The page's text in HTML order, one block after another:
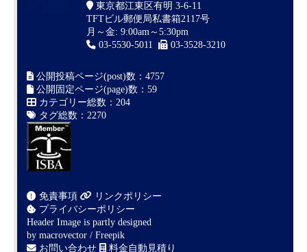
東京都江東区有明 3-6-11
TFTビル郵便局私書箱2117号
月～金: 9:00am～5:30pm
03-5530-5011
03-3528-3210
公開投稿ページ(post)数：4757
公開固定ページ(page)数：59
カテゴリー総数：204
タグ総数：2270
免責事項
リンクポリシー
プライバシーポリシー
Header Image is partly designed
by macrovector / Freepik
お問い合わせ
料金自動見積り